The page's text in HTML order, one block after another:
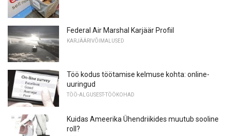
Federal Air Marshal Karjäär Profiil
KARJÄÄRIVÕIMALUSED
Töö kodus töötamise kelmuse kohta: online-
uuringud
TÖÖ-ALGUSEST-TÖÖKOHAD
Kuidas Ameerika Ühendriikides muutub sooline
roll?